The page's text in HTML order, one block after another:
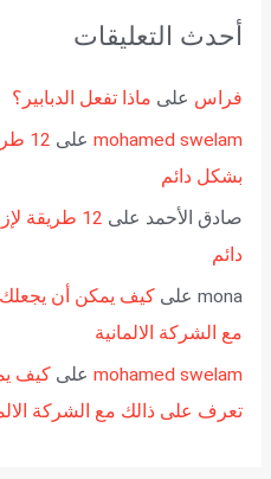
أحدث التعليقات
فراس على ماذا تفعل الدبابير؟
mohamed swelamعلى
12
بشكل دائم
صادق الأحمد على
12 طريقة
دائم
monaعلى كيف يمكن أن
مع الشركة الالمانية
mohamed swelamعلى كيف
تعرف على ذالك مع الشركة